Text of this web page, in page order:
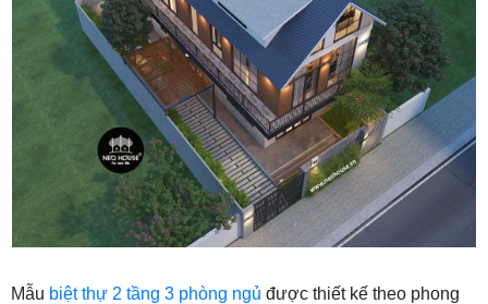
Mẫu biệt thự 2 tầng 3 phòng ngủ được thiết kế theo phong